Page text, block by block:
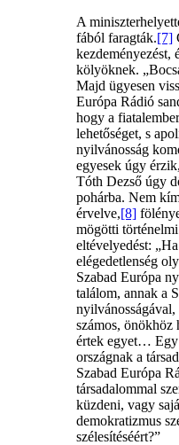
A
fából faragták.[7]
kezdeményezést,
kölyöknek.
Majd ügyesen
Európa Rádió
hogy a
lehetőséget, s
nyilvánosság
egyesek úgy
Tóth Dezső úgy
pohárba. Nem
érvelve,[8]
mögötti
eltévelyedést:
elégedetlenség
Szabad Európa
találom, annak a
számos, önökhöz
értek egyet… Egy
országnak a
Szabad Európa
társadalommal
küzdeni, vagy
demokratizmus
szélesítéséért?”